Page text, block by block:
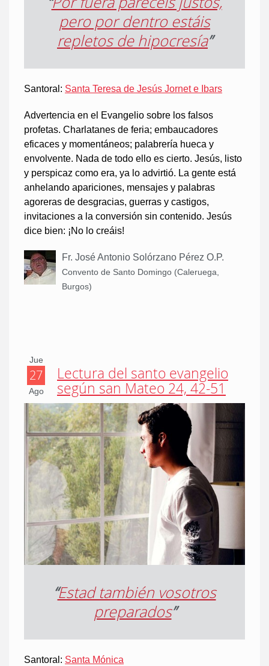
pero por dentro estáis
repletos de hipocresía”
Santoral: Santa Teresa de Jesús Jornet e Ibars
Advertencia en el Evangelio sobre los falsos
profetas. Charlatanes de feria; embaucadores
eficaces y momentáneos; palabrería hueca y
envolvente. Nada de todo ello es cierto. Jesús, listo
y perspicaz como era, ya lo advirtió. La gente está
anhelando apariciones, mensajes y palabras
agoreras de desgracias, guerras y castigos,
invitaciones a la conversión sin contenido. Jesús
dice bien: ¡No lo creáis!
Fr. José Antonio Solórzano Pérez O.P.
Convento de Santo Domingo (Caleruega,
Burgos)
Jue
27
Ago
Lectura del santo evangelio
según san Mateo 24, 42-51
“Estad también vosotros
preparados”
Santoral: Santa Mónica